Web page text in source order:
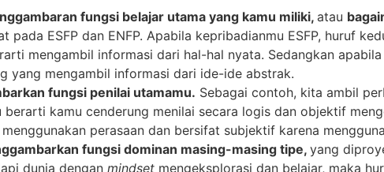
fungsi belajar utama yang kamu miliki, atau
pada ESFP dan ENFP. Apabila kepribadianmu ESFP, huruf
mengambil informasi dari hal-hal nyata. Sedangkan
yang mengambil informasi dari ide-ide abstrak.
fungsi penilai utamamu. Sebagai contoh, kita ambil
kamu cenderung menilai secara logis dan objektif
perasaan dan bersifat subjektif karena
fungsi dominan masing-masing tipe, yang
dunia dengan mindset mengeksplorasi dan belajar, maka